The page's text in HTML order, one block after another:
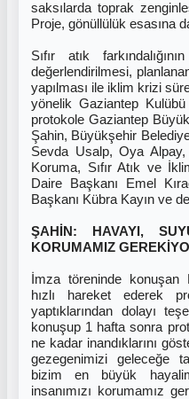
saksılarda toprak
Proje, gönüllülük esasına
Sıfır atık
değerlendirilmesi,
yapılması ile iklim krizi
yönelik Gaziantep
protokole Gaziantep
Şahin, Büyükşehir
Sevda Usalp, Oya
Koruma, Sıfır Atık ve
Daire Başkanı Emel
Başkanı Kübra Kayın ve
ŞAHİN: HAVAYI,
KORUMAMIZ
İmza töreninde
hızlı hareket ederek
yaptıklarından dolayı
konuşup 1 hafta sonra
ne kadar inandıklarını
gezegenimizi geleceğe
bizim en büyük
insanımızı korumamız